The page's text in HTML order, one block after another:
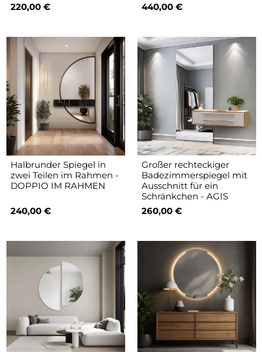
220,00 €
440,00 €
Halbrunder Spiegel in
zwei Teilen im Rahmen -
DOPPIO IM RAHMEN
240,00 €
Großer rechteckiger
Badezimmerspiegel mit
Ausschnitt für ein
Schränkchen - AGIS
260,00 €